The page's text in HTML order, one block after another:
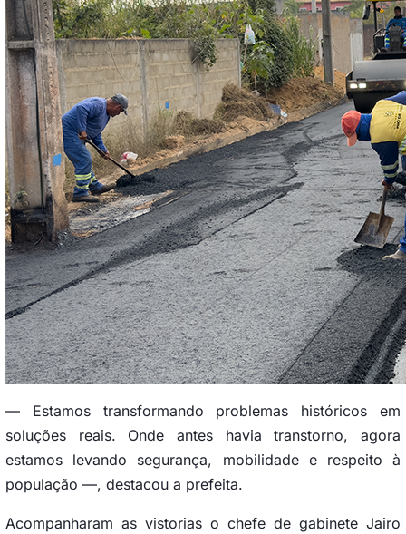
— Estamos transformando problemas históricos em
soluções reais. Onde antes havia transtorno, agora
estamos levando segurança, mobilidade e respeito à
população —, destacou a prefeita.
Acompanharam as vistorias o chefe de gabinete Jairo